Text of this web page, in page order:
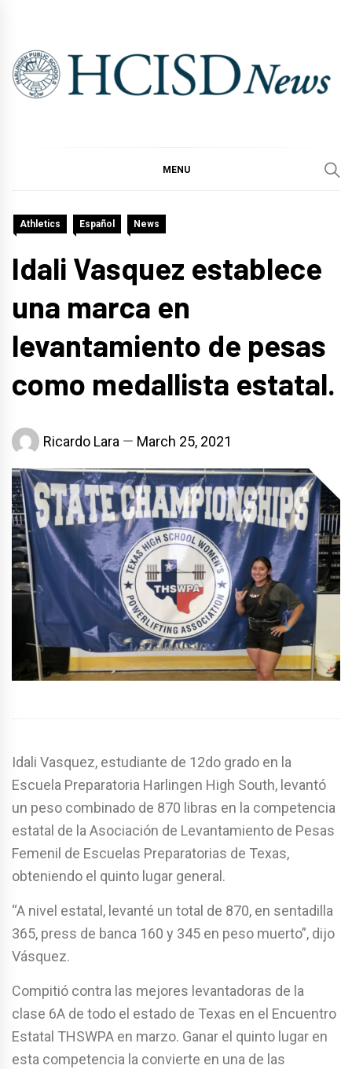
content
MENU
Athletics Español News
Idali Vasquez establece
una marca en
levantamiento de pesas
como medallista estatal.
Ricardo Lara March 25, 2021
Idali Vasquez, estudiante de 12do grado en la
Escuela Preparatoria Harlingen High South, levantó
un peso combinado de 870 libras en la competencia
estatal de la Asociación de Levantamiento de Pesas
Femenil de Escuelas Preparatorias de Texas,
obteniendo el quinto lugar general.
“A nivel estatal, levanté un total de 870, en sentadilla
365, press de banca 160 y 345 en peso muerto”, dijo
Vásquez.
Compitió contra las mejores levantadoras de la
clase 6A de todo el estado de Texas en el Encuentro
Estatal THSWPA en marzo. Ganar el quinto lugar en
esta competencia la convierte en una de las